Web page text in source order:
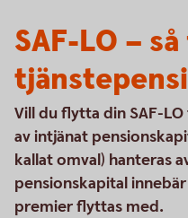
SAF-LO –
Vill du flytta din SAF-
av intjänat
kallat omval) hanteras
pensionskapital
premier flyttas med.